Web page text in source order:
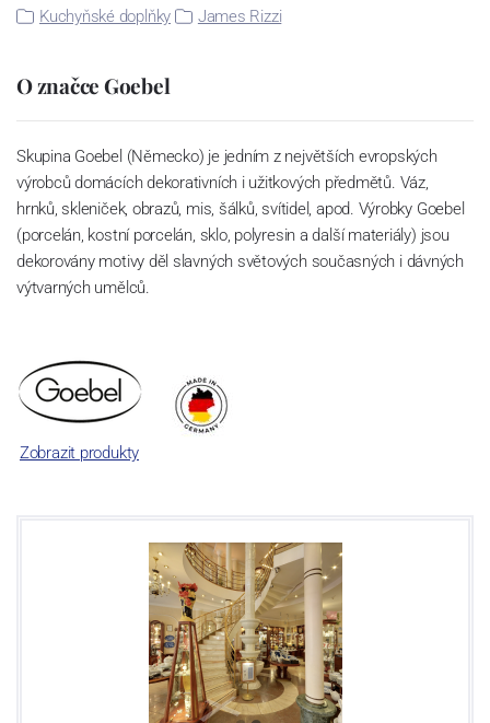
Kuchyňské doplňky James Rizzi
O značce Goebel
Skupina Goebel (Německo) je jedním z největších evropských
výrobců domácích dekorativních i užitkových předmětů. Váz,
hrnků, skleniček, obrazů, mis, šálků, svítidel, apod. Výrobky Goebel
(porcelán, kostní porcelán, sklo, polyresin a další materiály) jsou
dekorovány motivy děl slavných světových současných i dávných
výtvarných umělců.
Zobrazit produkty